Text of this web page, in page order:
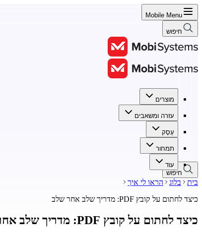
Mobile Menu
חיפוש
מוצרים
עזרה ומשאבים
עֵסֶק
תמחור
עוד
מוצרים
עזרה ומשאבים
עֵסֶק
תמחור
חיפוש
בית בלוג
הראו לי איך
כיצד לחתום על קובץ PDF: מדריך שלב אחר שלב
כיצד לחתום על קובץ PDF: מדריך שלב אחר שלב